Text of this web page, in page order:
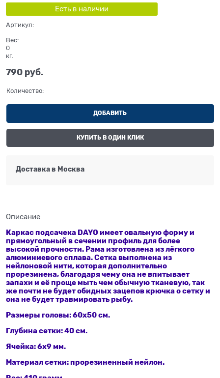
Есть в наличии
Артикул:
Вес:
0
кг.
790 руб.
Количество:
ДОБАВИТЬ
КУПИТЬ В ОДИН КЛИК
Доставка в Москва
Описание
Каркасподсачека DAYO имеет овальную форму и
прямоугольный в сечении профиль для более
высокой прочности. Рама изготовлена из лёгкого
алюминиевого сплава. Сетка выполнена из
нейлоновой нити, которая дополнительно
прорезинена, благодаря чему она не впитывает
запахи и её проще мыть чем обычную тканевую, так
же почти не будет обидных зацепов крючка о сетку и
она не будет травмировать рыбу.
Размеры головы: 60x50 см.
Глубина сетки: 40 см.
Ячейка: 6x9 мм.
Материал сетки: прорезиненный нейлон.